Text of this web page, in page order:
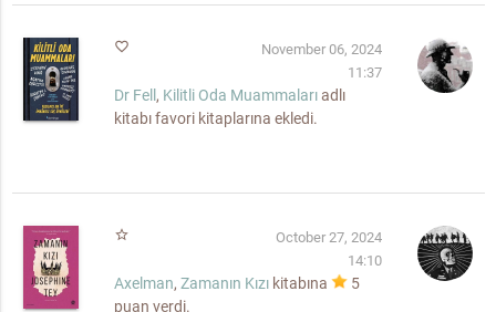
favorite_border
November 06, 2024
11:37
Dr Fell , Kilitli Oda Muammaları adlı
kitabı favori kitaplarına ekledi.
star_border
October 27, 2024
14:10
Axelman, Zamanın Kızıkitabına
5
puan verdi.